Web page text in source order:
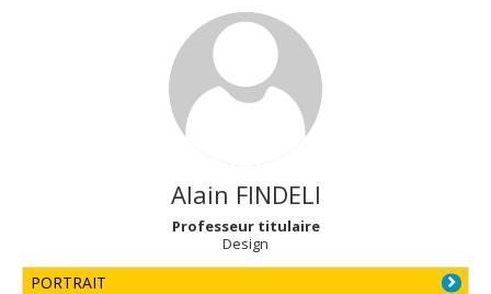
Alain FINDELI
Professeur titulaire
Design
PORTRAIT